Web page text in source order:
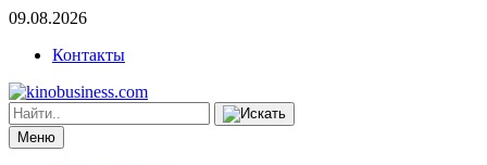
09.08.2026
Контакты
Меню